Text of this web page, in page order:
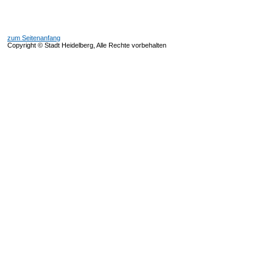
zum Seitenanfang
Copyright © Stadt Heidelberg, Alle Rechte vorbehalten